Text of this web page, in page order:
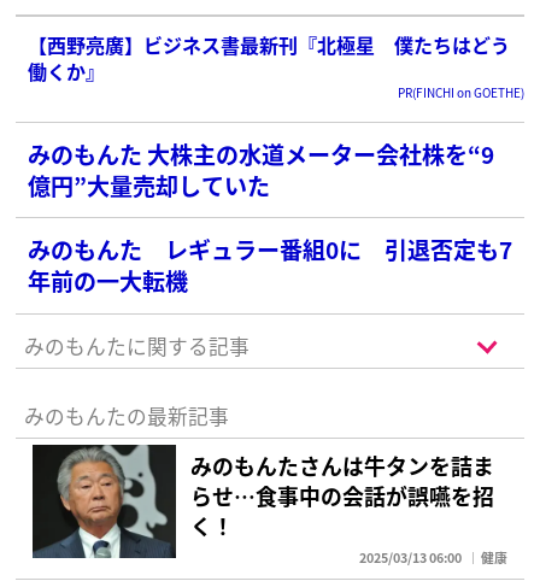
【西野亮廣】ビジネス書最新刊『北極星 僕たちはどう
働くか』
PR(FINCHI on GOETHE)
みのもんた 大株主の水道メーター会社株を“9
億円”大量売却していた
みのもんた レギュラー番組0に 引退否定も7
年前の一大転機
みのもんたに関する記事
みのもんたの最新記事
みのもんたさんは牛タンを詰ま
らせ…食事中の会話が誤嚥を招
く！
2025/03/13 06:00 健康